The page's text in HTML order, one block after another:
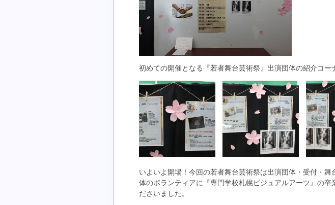
初めての開催となる『若者舞台芸術祭』出演団体の紹介コー
いよいよ開場！今回の若者舞台芸術祭は出演団体・受付・
体のボランティアに『専門学校札幌ビジュアルアーツ』の卒
ださいました。